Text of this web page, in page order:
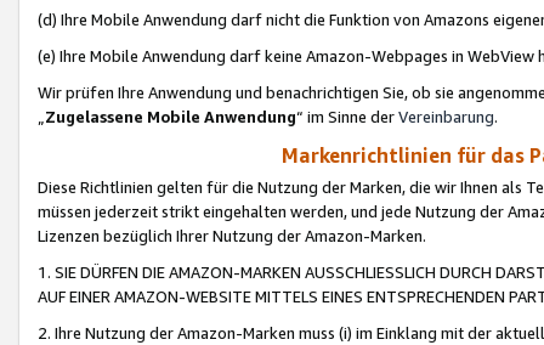
(d) Ihre Mobile Anwendung darf nicht die Funktion von Amazons
(e) Ihre Mobile Anwendung darf keine Amazon-Webpages in WebView
Wir prüfen Ihre Anwendung und benachrichtigen Sie, ob sie
„Zugelassene Mobile Anwendung“ im Sinne derVereinbarung.
Markenrichtlinien für das
Diese Richtlinien gelten für die Nutzung der Marken, die wir Ihnen als
müssen jederzeit strikt eingehalten werden, und jede Nutzung der
Lizenzen bezüglich Ihrer Nutzung der Amazon-Marken.
1. SIE DÜRFEN DIE AMAZON-MARKEN AUSSCHLIESSLICH DURCH
AUF EINER AMAZON-WEBSITE MITTELS EINES ENTSPRECHENDEN
2. Ihre Nutzung der Amazon-Marken muss (i) im Einklang mit der